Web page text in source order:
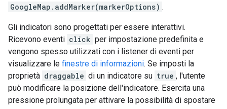
GoogleMap.addMarker(markerOptions) .
Gli indicatori sono progettati per essere interattivi.
Ricevono eventi click per impostazione predefinita e
vengono spesso utilizzati con i listener di eventi per
visualizzare le finestre di informazioni. Se imposti la
proprietà draggable di un indicatore su true , l'utente
può modificare la posizione dell'indicatore. Esercita una
pressione prolungata per attivare la possibilità di spostare